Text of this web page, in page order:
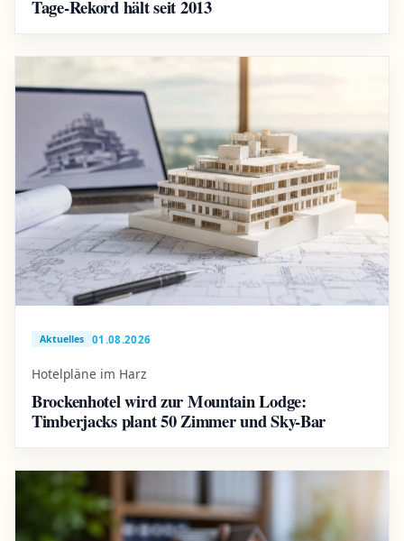
Tage-Rekord hält seit 2013
Aktuelles 01.08.2026
Hotelpläne im Harz
Brockenhotel wird zur Mountain Lodge:
Timberjacks plant 50 Zimmer und Sky-Bar